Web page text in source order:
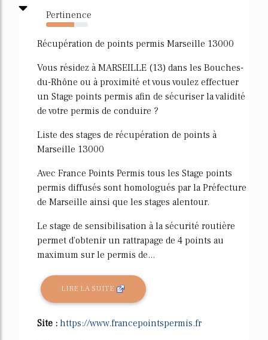
Pertinence
67%
Récupération de points permis Marseille 13000
Vous résidez à MARSEILLE (13) dans les Bouches-
du-Rhône ou à proximité et vous voulez effectuer
un Stage points permis afin de sécuriser la validité
de votre permis de conduire ?
Liste des stages de récupération de points à
Marseille 13000
Avec France Points Permis tous les Stage points
permis diffusés sont homologués par la Préfecture
de Marseille ainsi que les stages alentour.
Le stage de sensibilisation à la sécurité routière
permet d'obtenir un rattrapage de 4 points au
maximum sur le permis de...
LIRE LA SUITE
Site : https://www.francepointspermis.fr